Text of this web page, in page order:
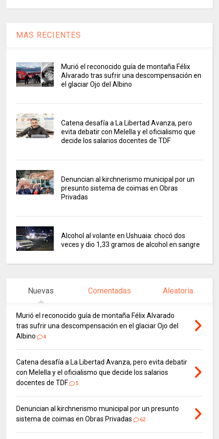
MAS RECIENTES
Murió el reconocido guía de montaña Félix
Alvarado tras sufrir una descompensación en
el glaciar Ojo del Albino
Catena desafía a La Libertad Avanza, pero
evita debatir con Melella y el oficialismo que
decide los salarios docentes de TDF
Denuncian al kirchnerismo municipal por un
presunto sistema de coimas en Obras
Privadas
Alcohol al volante en Ushuaia: chocó dos
veces y dio 1,33 gramos de alcohol en sangre
Nuevas Comentadas Aleatoria
Murió el reconocido guía de montaña Félix Alvarado
tras sufrir una descompensación en el glaciar Ojo del
Albino
4
Catena desafía a La Libertad Avanza, pero evita debatir
con Melella y el oficialismo que decide los salarios
docentes de TDF
5
Denuncian al kirchnerismo municipal por un presunto
sistema de coimas en Obras Privadas
62